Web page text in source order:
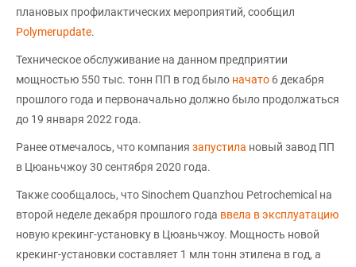
плановых профилактических мероприятий, сообщил
Polymerupdate.
Техническое обслуживание на данном предприятии
мощностью 550 тыс. тонн ПП в год было начато 6 декабря
прошлого года и первоначально должно было продолжаться
до 19 января 2022 года.
Ранее отмечалось, что компания запустила новый завод ПП
в Цюаньчжоу 30 сентября 2020 года.
Также сообщалось, что Sinochem Quanzhou Petrochemical на
второй неделе декабря прошлого года ввела в эксплуатацию
новую крекинг-установку в Цюаньчжоу. Мощность новой
крекинг-установки составляет 1 млн тонн этилена в год, а